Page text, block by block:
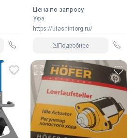
Цена по запросу
Уфа
https://ufashintorg.ru/
Подробнее